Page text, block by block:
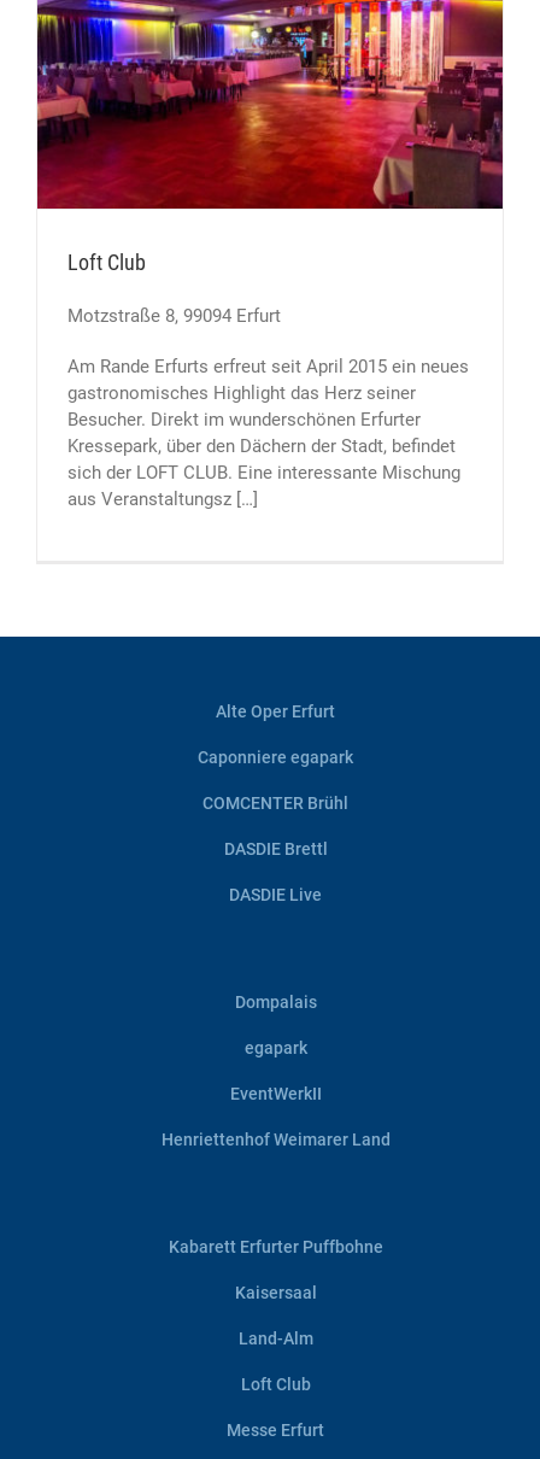
Loft Club
Motzstraße 8, 99094 Erfurt
Am Rande Erfurts erfreut seit April 2015 ein neues
gastronomisches Highlight das Herz seiner
Besucher. Direkt im wunderschönen Erfurter
Kressepark, über den Dächern der Stadt, befindet
sich der LOFT CLUB. Eine interessante Mischung
aus Veranstaltungsz […]
Alte Oper Erfurt
Caponniere egapark
COMCENTER Brühl
DASDIE Brettl
DASDIE Live
Dompalais
egapark
EventWerkII
Henriettenhof Weimarer Land
Kabarett Erfurter Puffbohne
Kaisersaal
Land-Alm
Loft Club
Messe Erfurt